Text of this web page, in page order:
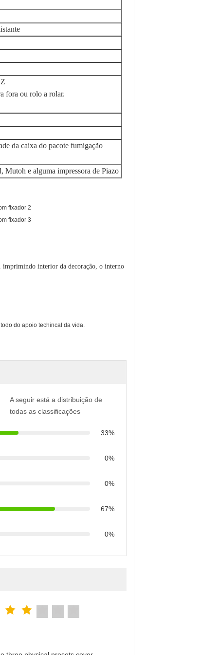
fora ou rolo a rolar.
da caixa do pacote fumigação
Mutoh e alguma impressora de Piazo
imprimindo interior da decoração, o interno
do apoio techincal da vida.
A seguir está a distribuição de
todas as classificações
33%
0%
0%
67%
0%